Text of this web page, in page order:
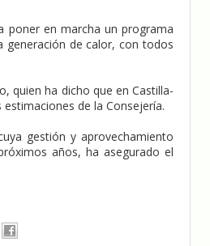
poner en marcha un programa
generación de calor, con todos
quien ha dicho que en Castilla-
de la Consejería.
gestión y aprovechamiento
años, ha asegurado el